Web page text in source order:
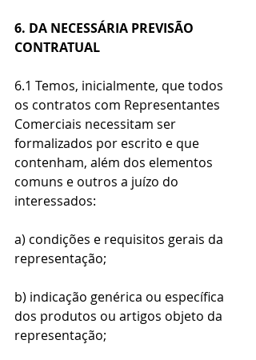
6. DA NECESSÁRIA PREVISÃO
CONTRATUAL
6.1 Temos, inicialmente, que todos
os contratos com Representantes
Comerciais necessitam ser
formalizados por escrito e que
contenham, além dos elementos
comuns e outros a juízo do
interessados:
a) condições e requisitos gerais da
representação;
b) indicação genérica ou específica
dos produtos ou artigos objeto da
representação;